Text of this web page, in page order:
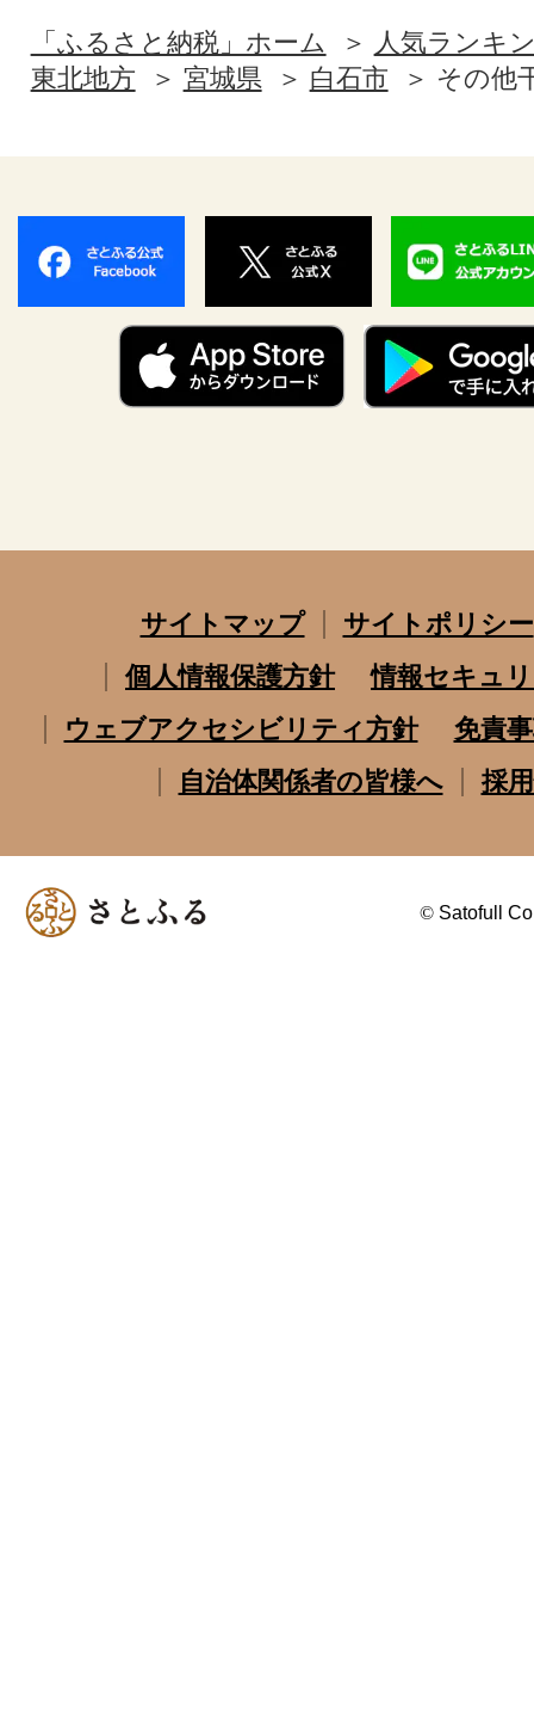
「ふるさと納税」ホーム
人気ランキ
東北地方
宮城県 白石市 その他
サイトマップ
サイトポリシー
個人情報保護方針
情報セキュ
ウェブアクセシビリティ方針
免責
自治体関係者の皆様へ
採
© Satofull